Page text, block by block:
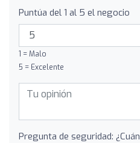
Puntúa del 1 al 5 el negocio
1 = Malo
5 = Excelente
Pregunta de seguridad: